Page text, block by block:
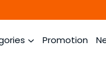
Promotion